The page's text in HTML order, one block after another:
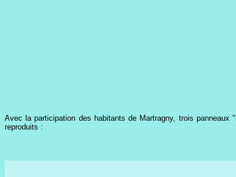
Avec la participation des habitants de Martragny, trois panneaux "
reproduits :